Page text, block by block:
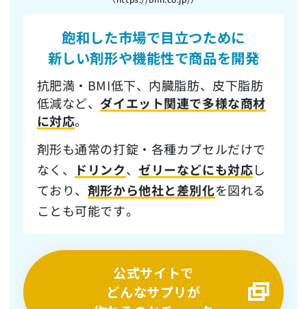
飽和した市場で目立つために
新しい剤形や機能性で商品を開発
抗肥満・BMI低下、内臓脂肪、皮下脂肪
低減など、 ダイエット関連で多様な商材
に対応。
剤形も通常の打錠・各種カプセルだけで
なく、
ドリンク、ゼリーなどにも対応し
ており、 剤形から他社と差別化を図れる
ことも可能です。
公式サイトで
どんなサプリが